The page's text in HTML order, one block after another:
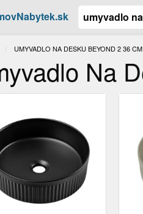
ACTUAL:
UMYVADLO NA DESKU BEYOND 2 36
Na